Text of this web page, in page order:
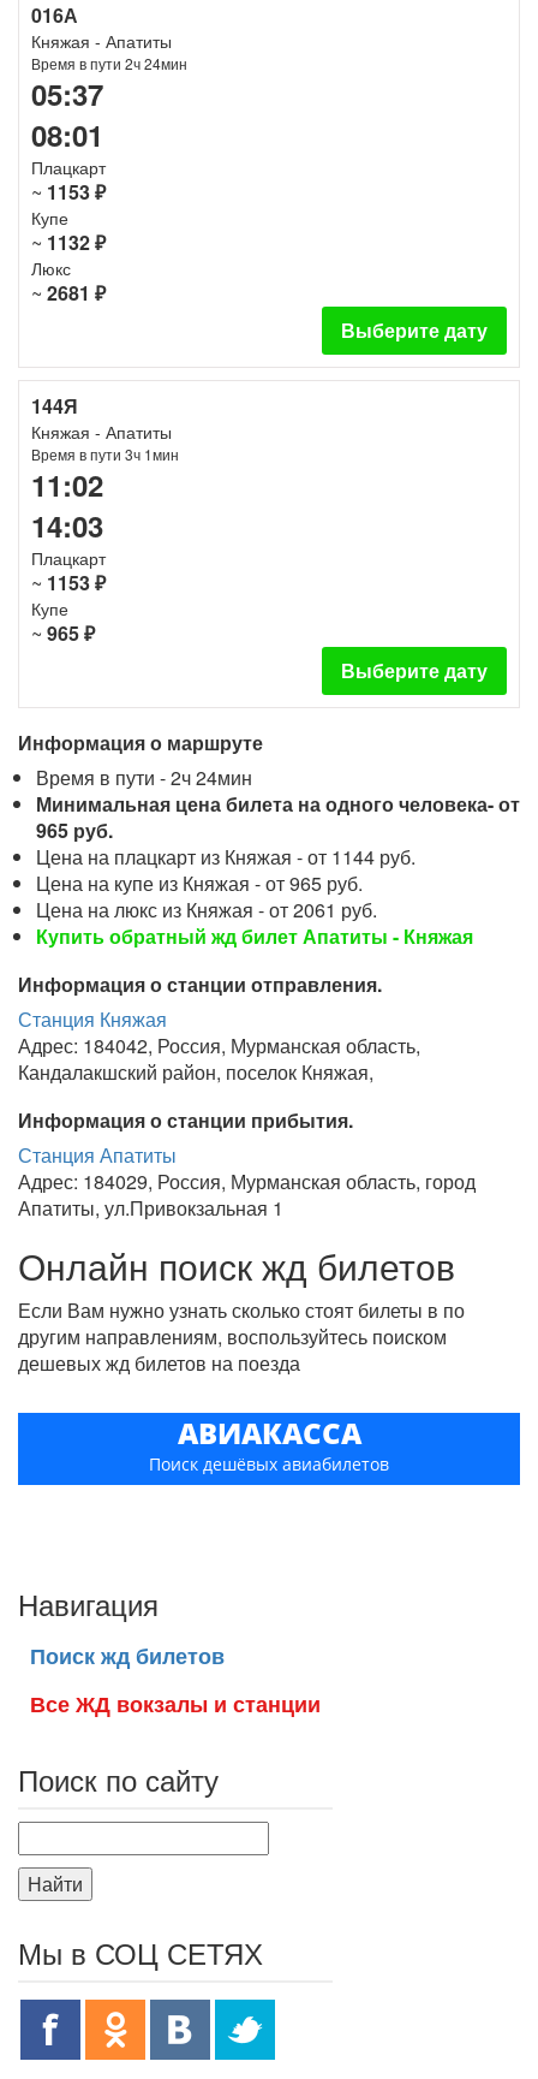
016А
Княжая - Апатиты
Время в пути 2ч 24мин
05:37
08:01
Плацкарт
~ 1153 ₽
Купе
~ 1132 ₽
Люкс
~ 2681 ₽
Выберите дату
144Я
Княжая - Апатиты
Время в пути 3ч 1мин
11:02
14:03
Плацкарт
~ 1153 ₽
Купе
~ 965 ₽
Выберите дату
Информация о маршруте
Время в пути - 2ч 24мин
Минимальная цена билета на одного человека- от
965 руб.
Цена на плацкарт из Княжая - от 1144 руб.
Цена на купе из Княжая - от 965 руб.
Цена на люкс из Княжая - от 2061 руб.
Купить обратный жд билет Апатиты - Княжая
Информация о станции отправления.
Станция Княжая
Адрес: 184042, Россия, Мурманская область,
Кандалакшский район, поселок Княжая,
Информация о станции прибытия.
Станция Апатиты
Адрес: 184029, Россия, Мурманская область, город
Апатиты, ул.Привокзальная 1
Онлайн поиск жд билетов
Если Вам нужно узнать сколько стоят билеты в по
другим направлениям, воспользуйтесь поиском
дешевых жд билетов на поезда
АВИАКАССА
Поиск дешёвых авиабилетов
Навигация
Поиск жд билетов
Все ЖД вокзалы и станции
Поиск по сайту
Найти
Мы в СОЦ СЕТЯХ